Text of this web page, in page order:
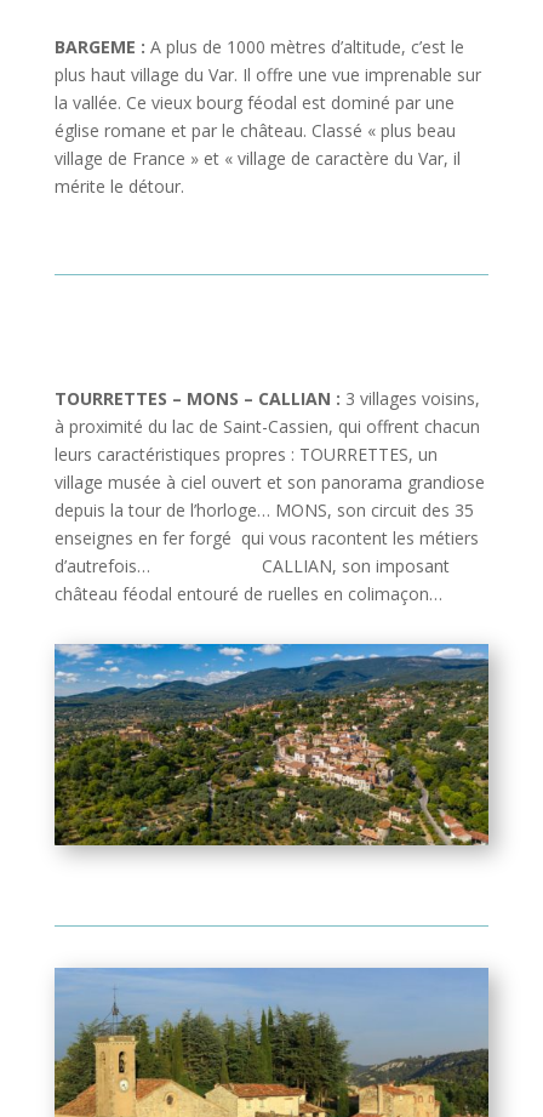
BARGEME : A plus de 1000 mètres d’altitude, c’est le
plus haut village du Var. Il offre une vue imprenable sur
la vallée. Ce vieux bourg féodal est dominé par une
église romane et par le château. Classé « plus beau
village de France » et « village de caractère du Var, il
mérite le détour.
TOURRETTES – MONS – CALLIAN : 3 villages voisins,
à proximité du lac de Saint-Cassien, qui offrent chacun
leurs caractéristiques propres : TOURRETTES, un
village musée à ciel ouvert et son panorama grandiose
depuis la tour de l’horloge… MONS, son circuit des 35
enseignes en fer forgé qui vous racontent les métiers
d’autrefois… CALLIAN, son imposant
château féodal entouré de ruelles en colimaçon…